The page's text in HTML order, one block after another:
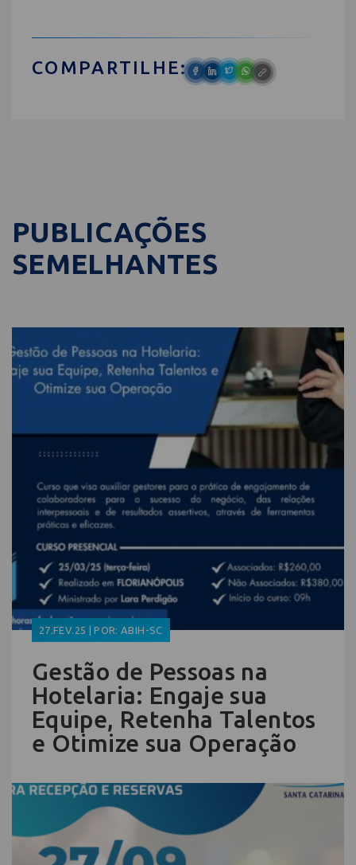
COMPARTILHE:
PUBLICAÇÕES
SEMELHANTES
27.FEV.25 | POR: ABIH-SC
Gestão de Pessoas na
Hotelaria: Engaje sua
Equipe, Retenha Talentos
e Otimize sua Operação